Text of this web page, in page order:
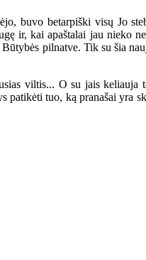
buvo betarpiški visų Jo
ir, kai apaštalai jau nieko
pilnatve. Tik su šia
viltis... O su jais keliauja
patikėti tuo, ką pranašai yra